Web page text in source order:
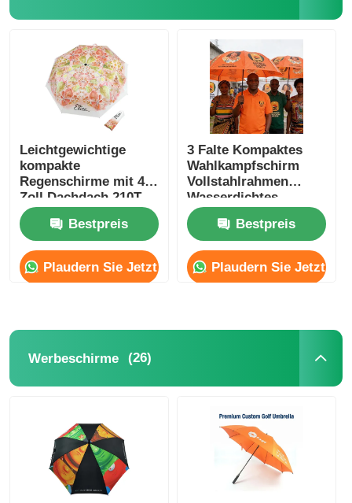
Leichtgewichtige
kompakte
Regenschirme mit 42
Zoll Dachdach 210T
Pongee Stoff
Bestpreis
Plaudern Sie Jetzt
3 Falte Kompaktes
Wahlkampfschirm
Vollstahlrahmen
Wasserdichtes
Polyester
Bestpreis
Plaudern Sie Jetzt
Werbeschirme (26)